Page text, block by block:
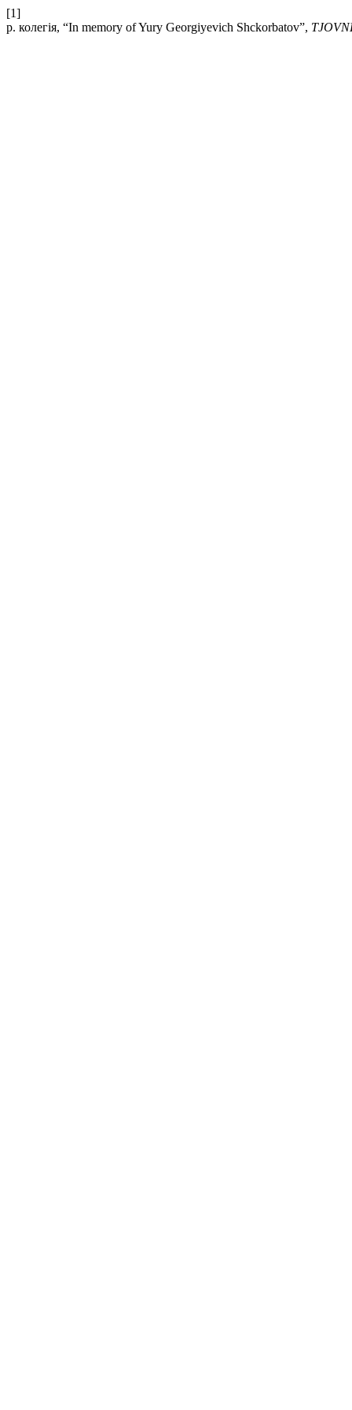
[1]
р. колегія, “In memory of Yury Georgiyevich Shckorbatov”,